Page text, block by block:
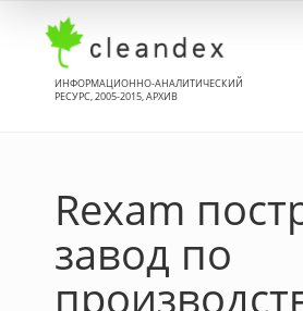
ИНФОРМАЦИОННО-АНАЛИТИЧЕСКИЙ
РЕСУРС, 2005-2015, АРХИВ
Rexam
завод по